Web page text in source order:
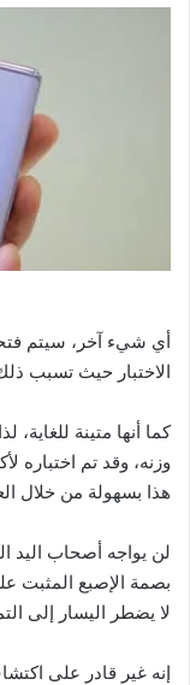
أي شيء آخر، سيتم
الاختبار حيث تسبب
كما أنها متينة
هذا بسهولة من خلال
لن يواجه أصحاب
بصمة الإصبع المثبت
لا يضطر اليسار إلى
إنه غير قادر على